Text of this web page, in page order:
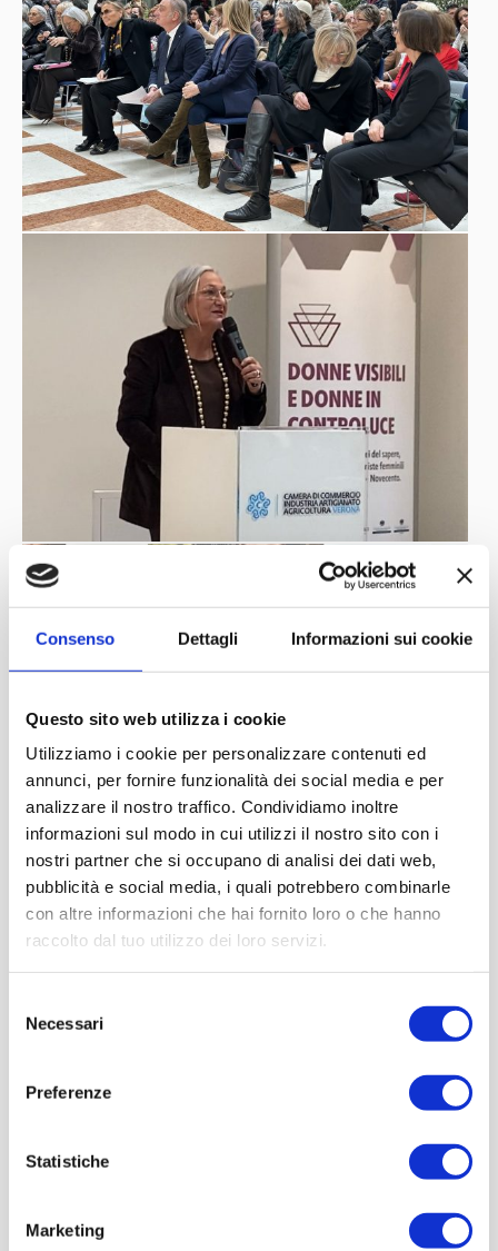
Consenso Dettagli Informazioni sui cookie
Questo sito web utilizza i cookie
Utilizziamo i cookie per personalizzare contenuti ed
annunci, per fornire funzionalità dei social media e per
analizzare il nostro traffico. Condividiamo inoltre
informazioni sul modo in cui utilizzi il nostro sito con i
nostri partner che si occupano di analisi dei dati web,
pubblicità e social media, i quali potrebbero combinarle
con altre informazioni che hai fornito loro o che hanno
raccolto dal tuo utilizzo dei loro servizi.
delNecessari
Preferenze
Statistiche
Marketing